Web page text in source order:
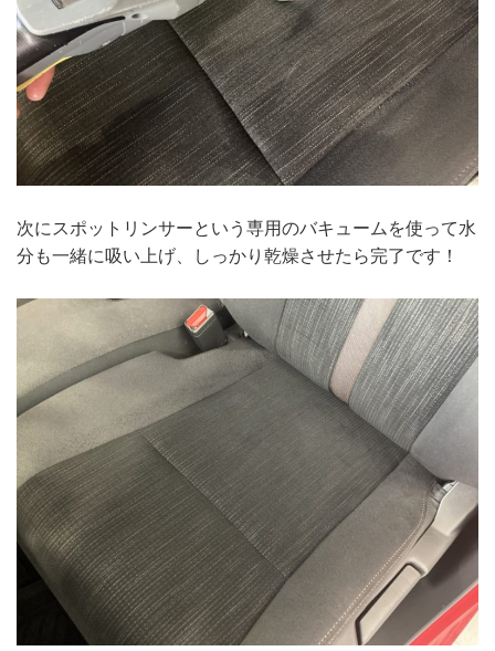
次にスポットリンサーという専用のバキュームを使って水
分も一緒に吸い上げ、しっかり乾燥させたら完了です！